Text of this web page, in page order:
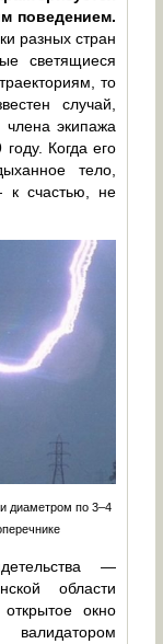
поведением.
разных стран
светящиеся
то
случай,
экипажа
Когда его
тело,
счастью, не
диаметром по 3–4
—
области
окно